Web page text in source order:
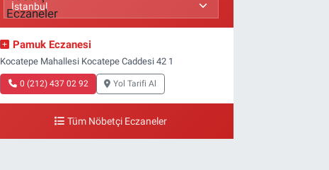
Pamuk Eczanesi
Kocatepe Mahallesi Kocatepe Caddesi 42 1
0 (212) 437 02 92 Yol Tarifi Al
Tüm Nöbetçi Eczaneler